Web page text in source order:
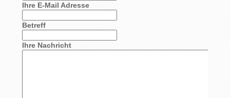
Ihre E-Mail Adresse
Betreff
Ihre Nachricht